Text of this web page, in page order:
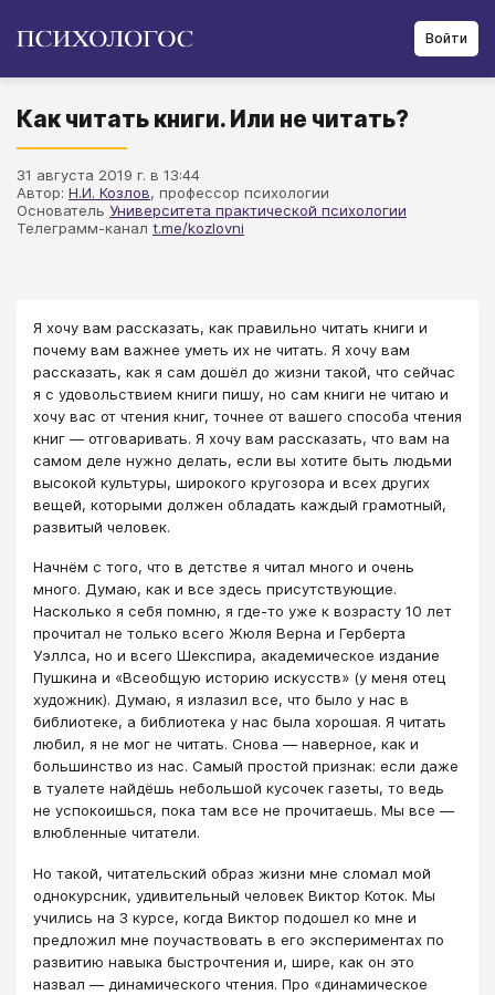
Войти
Как читать книги. Или не читать?
31 августа 2019 г. в 13:44
Автор: Н.И. Козлов, профессор психологии
Основатель Университета практической психологии
Телеграмм-канал t.me/kozlovni
Я хочу вам рассказать, как правильно читать книги и
почему вам важнее уметь их не читать. Я хочу вам
рассказать, как я сам дошёл до жизни такой, что сейчас
я с удовольствием книги пишу, но сам книги не читаю и
хочу вас от чтения книг, точнее от вашего способа чтения
книг — отговаривать. Я хочу вам рассказать, что вам на
самом деле нужно делать, если вы хотите быть людьми
высокой культуры, широкого кругозора и всех других
вещей, которыми должен обладать каждый грамотный,
развитый человек.
Начнём с того, что в детстве я читал много и очень
много. Думаю, как и все здесь присутствующие.
Насколько я себя помню, я где-то уже к возрасту 10 лет
прочитал не только всего Жюля Верна и Герберта
Уэллса, но и всего Шекспира, академическое издание
Пушкина и «Всеобщую историю искусств» (у меня отец
художник). Думаю, я излазил все, что было у нас в
библиотеке, а библиотека у нас была хорошая. Я читать
любил, я не мог не читать. Снова — наверное, как и
большинство из нас. Самый простой признак: если даже
в туалете найдёшь небольшой кусочек газеты, то ведь
не успокоишься, пока там все не прочитаешь. Мы все —
влюбленные читатели.
Но такой, читательский образ жизни мне сломал мой
однокурсник, удивительный человек Виктор Коток. Мы
учились на 3 курсе, когда Виктор подошел ко мне и
предложил мне поучаствовать в его экспериментах по
развитию навыка быстрочтения и, шире, как он это
назвал — динамического чтения. Про «динамическое